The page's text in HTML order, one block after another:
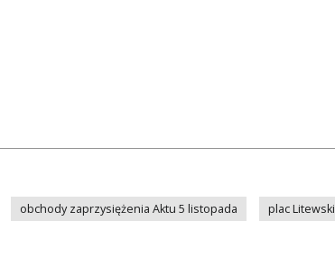
obchody zaprzysiężenia Aktu 5 listopada plac Litewski